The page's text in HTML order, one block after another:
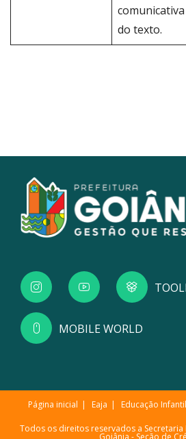
do texto.
MOBILE WORLD
Página inicial Eaja Educação Infantil
Todos os direitos reservados a Secretaria
Goiânia - Seção de